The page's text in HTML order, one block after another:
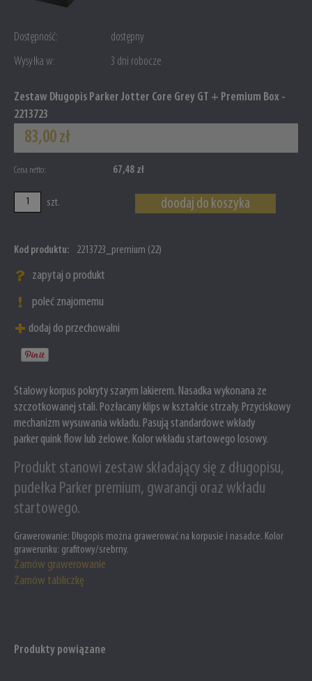
Dostępność:
dostępny
Wysyłka w:
3 dni robocze
Zestaw Długopis Parker Jotter Core Grey GT + Premium Box -
2213723
83,00 zł
Cena netto: 67,48 zł
szt. doodaj do koszyka
Kod produktu: 2213723_premium (22)
zapytaj o produkt
poleć znajomemu
dodaj do przechowalni
Stalowy korpus pokryty szarym lakierem. Nasadka wykonana ze
szczotkowanej stali. Pozłacany klips w kształcie strzały. Przyciskowy
mechanizm wysuwania wkładu. Pasują standardowe wkłady
parker quink flow lub żelowe. Kolor wkładu startowego losowy.
Produkt stanowi zestaw składający się z długopisu,
pudełka Parker premium, gwarancji oraz wkładu
startowego.
Grawerowanie: Długopis można grawerować na korpusie i nasadce. Kolor
grawerunku: grafitowy/srebrny.
Zamów grawerowanie
Zamów tabliczkę
Produkty powiązane